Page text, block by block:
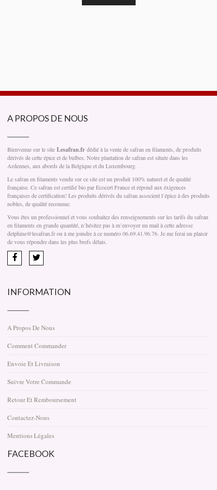
A PROPOS DE NOUS
Bienvenue sur le site Lesafran.fr dédié à la vente de safran en filaments, de produits
dérivés de cette épice et de bulbes. Notre plantation de safran est située dans les
Ardennes, aux abords de la Belgique et du Luxembourg.
Le safran en filaments vendu sur ce site est un produit 100% naturel et de qualité
française. Ce safran est certifié bio par Ecocert France et répond aux éxigences
françaises de certification! Les produits dérivés du safran associent l’épice à des produits
nobles, de qualité reconnue.
Vous êtes un professionnel et vous souhaitez des renseignements sur les tarifs du safran
en filaments en grande quantité, n’hésitez pas à m’envoyer un mail à cette adresse
delphine@lesafran.fr ou à me joindre à ce numéro 06.69.41.96.76. Je me ferai un plaisir
de vous répondre dans les plus brefs délais.
INFORMATION
A Propos De Nous
Comment Commander
Envoie Et Livraison
Suivre Votre Commande
Retour Et Remboursement
Contactez-Nous
Mentions Légales
FACEBOOK